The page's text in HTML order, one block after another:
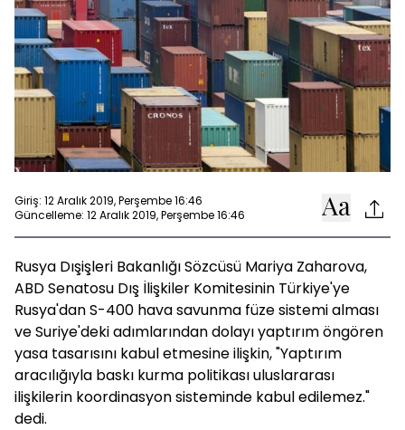
Giriş: 12 Aralık 2019, Perşembe 16:46
Güncelleme: 12 Aralık 2019, Perşembe 16:46
Rusya Dışişleri Bakanlığı Sözcüsü Mariya Zaharova,
ABD Senatosu Dış İlişkiler Komitesinin Türkiye'ye
Rusya'dan S-400 hava savunma füze sistemi alması
ve Suriye'deki adımlarından dolayı yaptırım öngören
yasa tasarısını kabul etmesine ilişkin, "Yaptırım
aracılığıyla baskı kurma politikası uluslararası
ilişkilerin koordinasyon sisteminde kabul edilemez."
dedi.